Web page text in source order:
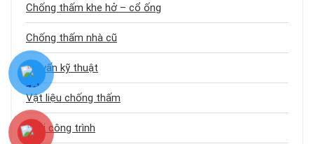
Chống thấm khe hở – cổ ống
Chống thấm nhà cũ
Tư vấn kỹ thuật
Vật liệu chống thấm
Loại công trình